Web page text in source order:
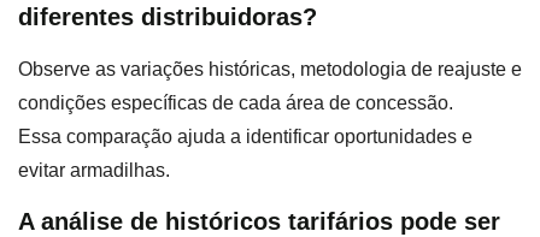
diferentes distribuidoras?
Observe as variações históricas, metodologia de reajuste e
condições específicas de cada área de concessão.
Essa comparação ajuda a identificar oportunidades e
evitar armadilhas.
A análise de históricos tarifários pode ser